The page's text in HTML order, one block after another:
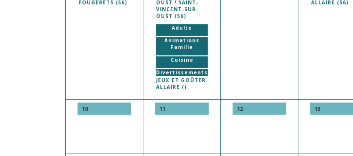
FOUGERÊTS (56)
OUST ! SAINT-
VINCENT-SUR-
OUST (56)
Adulte
Animations
Famille
Cuisine
Divertissements
JEUX ET GOÛTER
ALLAIRE ()
ALLAIRE (56)
10 11 12 13